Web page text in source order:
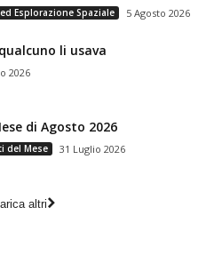
Esplorazione Spaziale 5 Agosto 2026
li usava
2026
di Agosto 2026
del Mese 31 Luglio 2026
altri